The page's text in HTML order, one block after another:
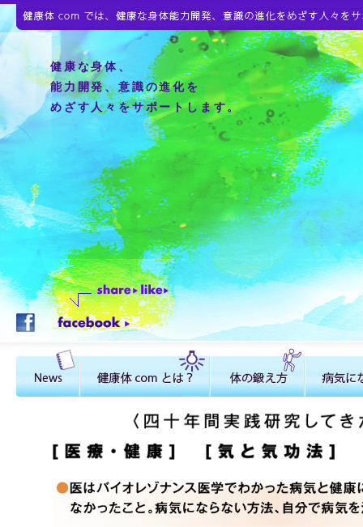
健康な身体、
能力開発、意識の進化を
めざす人々をサポートします。